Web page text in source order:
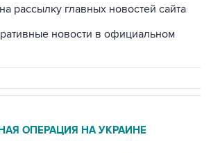
рассылку главных новостей сайта
новости в официальном
ОПЕРАЦИЯ НА УКРАИНЕ